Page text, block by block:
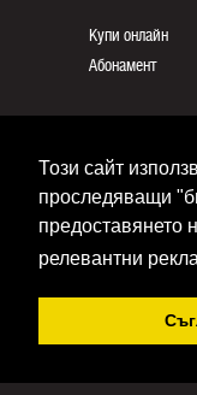
Този сайт
проследяващи
предоставянето
релевантни
Купи онлайн
Абонамент